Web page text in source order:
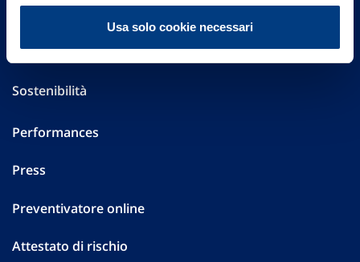
Usa solo cookie necessari
Altre informazioni
Sostenibilità
Performances
Press
Preventivatore online
Attestato di rischio